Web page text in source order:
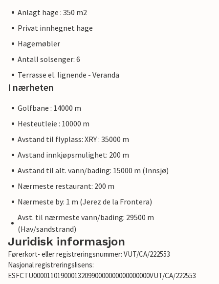
Anlagt hage : 350 m2
Privat innhegnet hage
Hagemøbler
Antall solsenger: 6
Terrasse el. lignende - Veranda
I nærheten
Golfbane : 14000 m
Hesteutleie : 10000 m
Avstand til flyplass: XRY : 35000 m
Avstand innkjøpsmulighet: 200 m
Avstand til alt. vann/bading: 15000 m (Innsjø)
Nærmeste restaurant: 200 m
Nærmeste by: 1 m (Jerez de la Frontera)
Avst. til nærmeste vann/bading: 29500 m
(Hav/sandstrand)
Juridisk informasjon
Førerkort- eller registreringsnummer: VUT/CA/222553
Nasjonal registreringslisens:
ESFCTU0000110190001320990000000000000000VUT/CA/222553